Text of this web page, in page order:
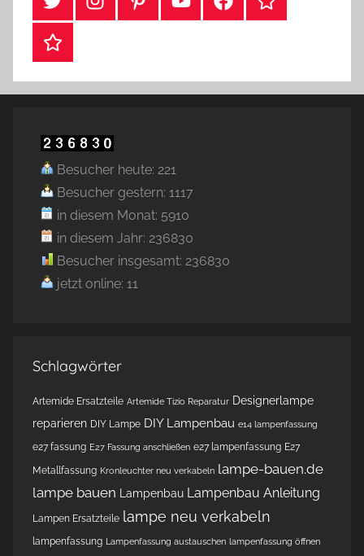
Webshop
Besucher heute: 221
Besucher gestern: 1117
in diesem Monat: 5910
in diesem Jahr: 236830
Besucher insgesamt: 236830
jetzt online: 11
Schlagwörter
Artemide Ersatzteile Artemide Tizio Reparatur Designerlampe
reparieren DIY Lampe DIY Lampenbau e14 lampenfassung
e27 fassung E27 Fassung anschließen e27 lampenfassung E27
Metallfassung Kronleuchter neu verkabeln lampe-bauen.de
lampe bauen Lampenbau Lampenbau Anleitung
Lampen Ersatzteile lampe neu verkabeln
lampenfassung Lampenfassung austauschen lampenfassung öffnen